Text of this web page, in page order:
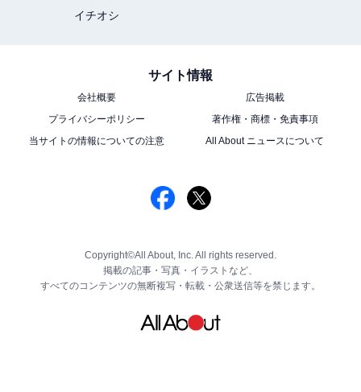
イチオシ
サイト情報
会社概要
広告掲載
プライバシーポリシー
著作権・商標・免責事項
当サイトの情報についての注意
All About ニュースについて
Copyright©All About, Inc. All rights reserved.
掲載の記事・写真・イラストなど、
すべてのコンテンツの無断複写・転載・公衆送信等を禁じます。